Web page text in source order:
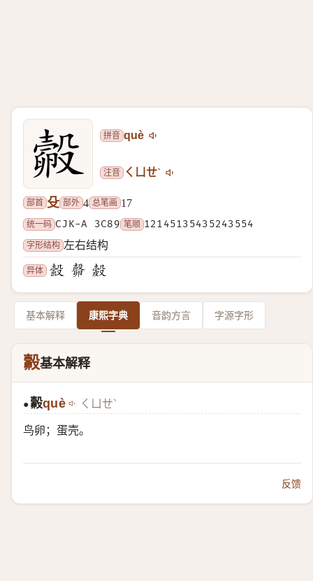
拼音 què
注音 ㄑㄩㄝˋ
部首 殳 部外 4 总笔画 17
统一码 CJK-A 3C89 笔顺 12145135435243554
字形结构 左右结构
异体
基本解释 康熙字典 音韵方言 字源字形
㲉基本解释
● 㲉què ㄑㄩㄝˋ
鸟卵；蛋壳。
反馈